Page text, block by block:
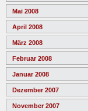
Mai 2008
April 2008
März 2008
Februar 2008
Januar 2008
Dezember 2007
November 2007